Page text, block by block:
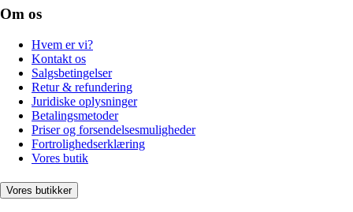
Om os
Hvem er vi?
Kontakt os
Salgsbetingelser
Retur & refundering
Juridiske oplysninger
Betalingsmetoder
Priser og forsendelsesmuligheder
Fortrolighedserklæring
Vores butik
Vores butikker